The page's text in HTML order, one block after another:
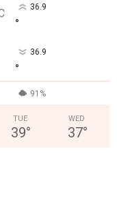
36.9
°
36.9
°
91%
TUE
39°
WED
37°